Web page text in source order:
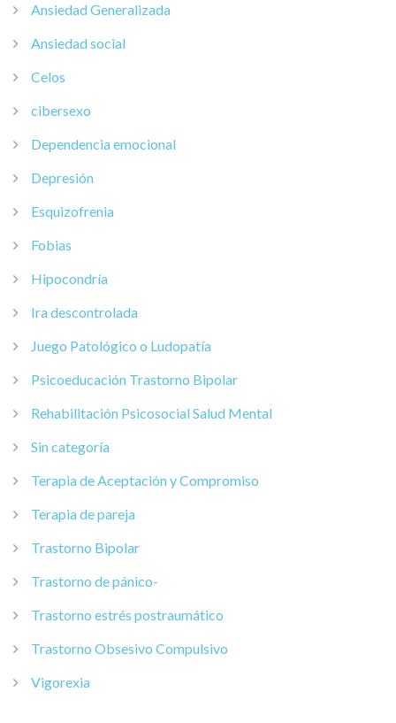
Ansiedad Generalizada
Ansiedad social
Celos
cibersexo
Dependencia emocional
Depresión
Esquizofrenia
Fobias
Hipocondría
Ira descontrolada
Juego Patológico o Ludopatía
Psicoeducación Trastorno Bipolar
Rehabilitación Psicosocial Salud Mental
Sin categoría
Terapia de Aceptación y Compromiso
Terapia de pareja
Trastorno Bipolar
Trastorno de pánico-
Trastorno estrés postraumático
Trastorno Obsesivo Compulsivo
Vigorexia